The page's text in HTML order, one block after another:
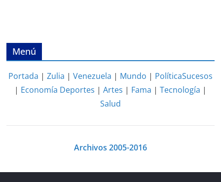
Menú
Portada | Zulia | Venezuela | Mundo | PolíticaSucesos
| Economía Deportes | Artes | Fama | Tecnología |
Salud
Archivos 2005-2016